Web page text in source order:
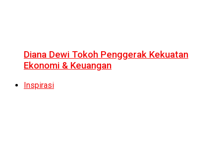
Diana Dewi Tokoh Penggerak Kekuatan
Ekonomi & Keuangan
Inspirasi